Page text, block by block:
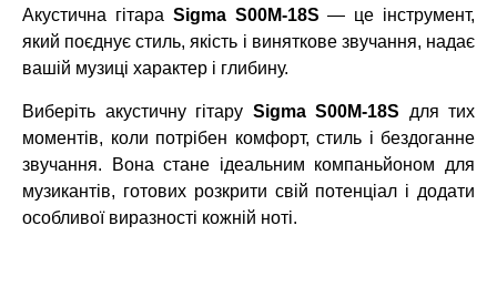
Акустична гітара Sigma S00M-18S — це інструмент,
який поєднує стиль, якість і виняткове звучання, надає
вашій музиці характер і глибину.
Виберіть акустичну гітару Sigma S00M-18S для тих
моментів, коли потрібен комфорт, стиль і бездоганне
звучання. Вона стане ідеальним компаньйоном для
музикантів, готових розкрити свій потенціал і додати
особливої виразності кожній ноті.